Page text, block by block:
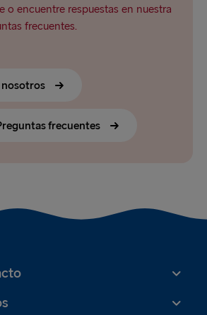
o encuentre respuestas en nuestra
frecuentes.
frecuentes